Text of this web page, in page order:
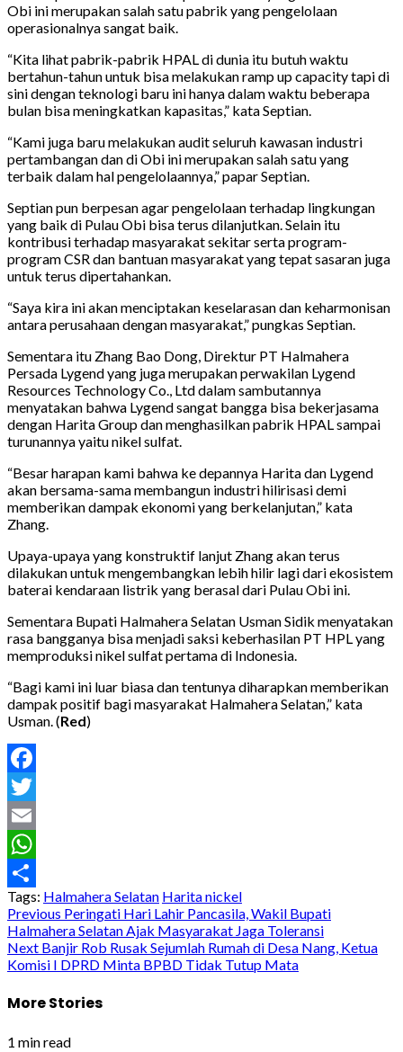
Obi ini merupakan salah satu pabrik yang pengelolaan
operasionalnya sangat baik.
“Kita lihat pabrik-pabrik HPAL di dunia itu butuh waktu
bertahun-tahun untuk bisa melakukan ramp up capacity tapi di
sini dengan teknologi baru ini hanya dalam waktu beberapa
bulan bisa meningkatkan kapasitas,” kata Septian.
“Kami juga baru melakukan audit seluruh kawasan industri
pertambangan dan di Obi ini merupakan salah satu yang
terbaik dalam hal pengelolaannya,” papar Septian.
Septian pun berpesan agar pengelolaan terhadap lingkungan
yang baik di Pulau Obi bisa terus dilanjutkan. Selain itu
kontribusi terhadap masyarakat sekitar serta program-
program CSR dan bantuan masyarakat yang tepat sasaran juga
untuk terus dipertahankan.
“Saya kira ini akan menciptakan keselarasan dan keharmonisan
antara perusahaan dengan masyarakat,” pungkas Septian.
Sementara itu Zhang Bao Dong, Direktur PT Halmahera
Persada Lygend yang juga merupakan perwakilan Lygend
Resources Technology Co., Ltd dalam sambutannya
menyatakan bahwa Lygend sangat bangga bisa bekerjasama
dengan Harita Group dan menghasilkan pabrik HPAL sampai
turunannya yaitu nikel sulfat.
“Besar harapan kami bahwa ke depannya Harita dan Lygend
akan bersama-sama membangun industri hilirisasi demi
memberikan dampak ekonomi yang berkelanjutan,” kata
Zhang.
Upaya-upaya yang konstruktif lanjut Zhang akan terus
dilakukan untuk mengembangkan lebih hilir lagi dari ekosistem
baterai kendaraan listrik yang berasal dari Pulau Obi ini.
Sementara Bupati Halmahera Selatan Usman Sidik menyatakan
rasa bangganya bisa menjadi saksi keberhasilan PT HPL yang
memproduksi nikel sulfat pertama di Indonesia.
“Bagi kami ini luar biasa dan tentunya diharapkan memberikan
dampak positif bagi masyarakat Halmahera Selatan,” kata
Usman. (Red)
Facebook
Twitter
Email
WhatsApp
Share
Tags: Halmahera Selatan Harita nickel
Post
navigation
Previous Peringati Hari Lahir Pancasila, Wakil Bupati
Halmahera Selatan Ajak Masyarakat Jaga Toleransi
Next Banjir Rob Rusak Sejumlah Rumah di Desa Nang, Ketua
Komisi I DPRD Minta BPBD Tidak Tutup Mata
More Stories
1 min read